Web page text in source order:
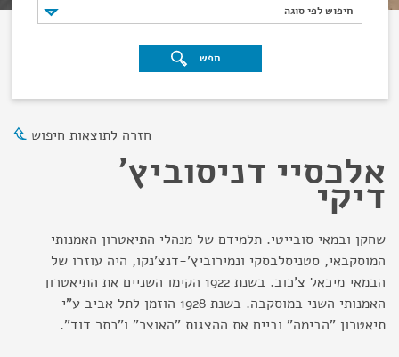
חיפוש לפי סוגה
חיפוש לפי סוגה
חפש
חזרה לתוצאות חיפוש
אלכסיי דניסוביץ'
דיקי
שחקן ובמאי סובייטי. תלמידם של מנהלי התיאטרון האמנותי
המוסקבאי, סטניסלבסקי ונמירוביץ'-דנצ'נקו, היה עוזרו של
הבמאי מיכאל צ'כוב. בשנת 1922 הקימו השניים את התיאטרון
האמנותי השני במוסקבה. בשנת 1928 הוזמן לתל אביב ע"י
תיאטרון "הבימה" וביים את ההצגות "האוצר" ו"כתר דוד".